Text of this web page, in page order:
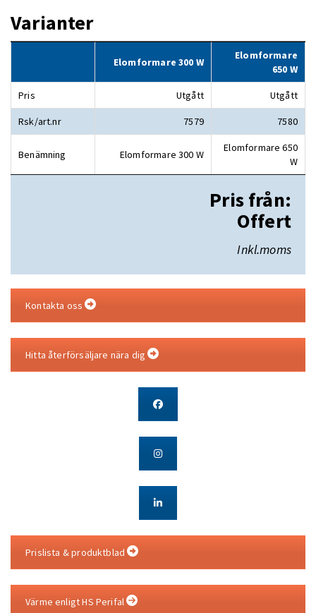
Varianter
Elomformare 300 W
Elomformare
650 W
Pris Utgått Utgått
Rsk/art.nr 7579 7580
Benämning Elomformare 300 W
Elomformare 650
W
Pris från:
Offert
Inkl.moms
Kontakta oss
Hitta återförsäljare nära dig
Prislista & produktblad
Värme enligt HS Perifal